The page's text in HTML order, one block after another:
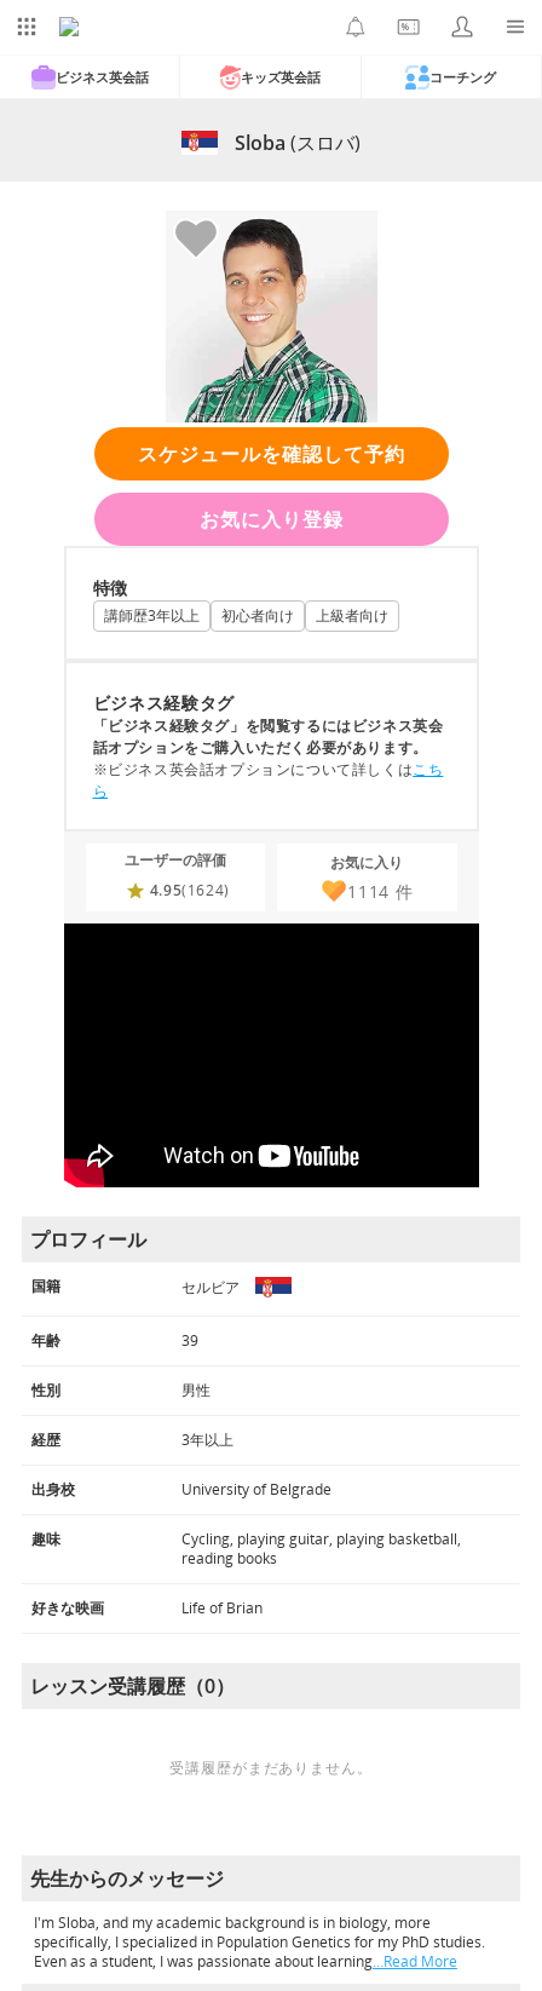
ビジネス英会話 キッズ英会話 コーチング
Sloba (スロバ)
スケジュールを確認して予約
お気に入り登録
特徴
講師歴3年以上 初心者向け 上級者向け
ビジネス経験タグ
「ビジネス経験タグ」を閲覧するにはビジネス英会
話オプションをご購入いただく必要があります。
※ビジネス英会話オプションについて詳しくはこち
ら
ユーザーの評価
4.95(1624)
お気に入り
1114 件
プロフィール
国籍 セルビア
年齢 39
性別 男性
経歴 3年以上
出身校 University of Belgrade
趣味
Cycling, playing guitar, playing basketball,
reading books
好きな映画 Life of Brian
レッスン受講履歴（0）
受講履歴がまだありません。
先生からのメッセージ
I'm Sloba, and my academic background is in biology, more
specifically, I specialized in Population Genetics for my PhD studies.
Even as a student, I was passionate about learning…Read More